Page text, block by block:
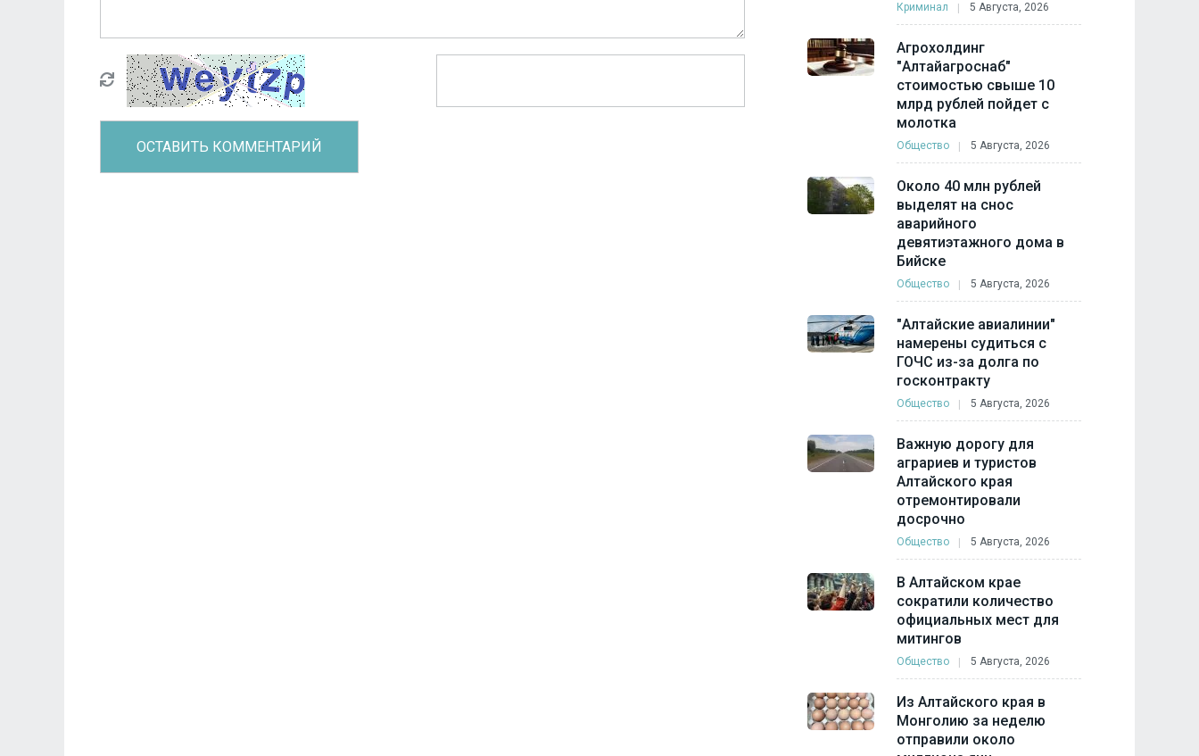
Криминал 5 Августа, 2026
Агрохолдинг
"Алтайагроснаб"
стоимостью свыше 10
млрд рублей пойдет с
молотка
Общество 5 Августа, 2026
Около 40 млн рублей
выделят на снос
аварийного
девятиэтажного дома в
Бийске
Общество 5 Августа, 2026
"Алтайские авиалинии"
намерены судиться с
ГОЧС из-за долга по
госконтракту
Общество 5 Августа, 2026
Важную дорогу для
аграриев и туристов
Алтайского края
отремонтировали
досрочно
Общество 5 Августа, 2026
В Алтайском крае
сократили количество
официальных мест для
митингов
Общество 5 Августа, 2026
Из Алтайского края в
Монголию за неделю
отправили около